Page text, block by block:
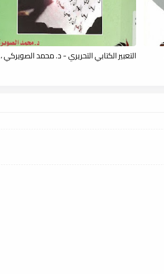
التعبير الكتابي التحريري - د. محمد الصويركي ، pdf